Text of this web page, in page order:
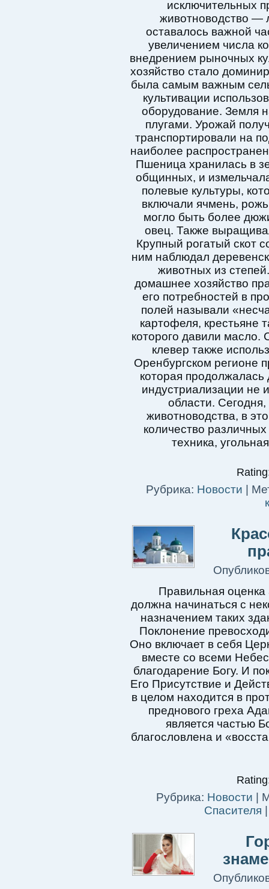
исключительных
животноводство —
оставалось важной
увеличением числа
внедрением рыночных
хозяйство стало
была самым важным
культивации
оборудование. Земля
плугами. Урожай
транспортировали на
наиболее
Пшеница хранилась в
общинных, и
полевые культуры,
включали ячмень,
могло быть более
овец. Также
Крупный рогатый скот
ним наблюдал
животных из
домашнее хозяйство
его потребностей в
полей называли
картофеля, крестьяне
которого давили масло.
клевер также
Оренбургском регионе
которая продолжалась
индустриализации не
области.
животноводства, в
количество
техника,
Рубрика: Новости
Правильная оценка
должна начинаться с
назначением таких
Поклонение
Оно включает в себя
вместе со всеми
благодарение Богу. И
Его Присутствие и
в целом находится в
преднового греха
является частью
благословлена ​​и
Рубрика: Новости
Спасителя